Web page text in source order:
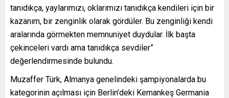
tanıdıkça, yaylarımızı, oklarımızı tanıdıkça kendileri için bir
kazanım, bir zenginlik olarak gördüler. Bu zenginliği kendi
aralarında görmekten memnuniyet duydular. İlk başta
çekinceleri vardı ama tanıdıkça sevdiler”
değerlendirmesinde bulundu.
Muzaffer Türk, Almanya genelindeki şampiyonalarda bu
kategorinin açılması için Berlin’deki Kemankeş Germania